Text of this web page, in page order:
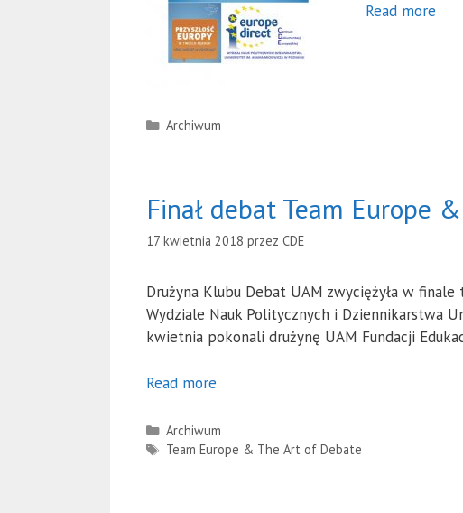
Read more
Kategorie
Archiwum
Finał debat Team Europe
17 kwietnia 2018 przez CDE
Drużyna Klubu Debat UAM zwyciężyła w
Wydziale Nauk Politycznych i Dziennikarstwa
kwietnia pokonali drużynę UAM Fundacji
Read more
Kategorie
Archiwum
Tagi
Team Europe & The Art of Debate